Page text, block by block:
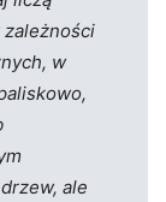
w
ale